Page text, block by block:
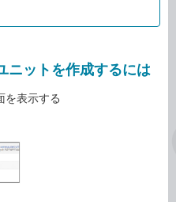
ニットを作成するには
を表示する